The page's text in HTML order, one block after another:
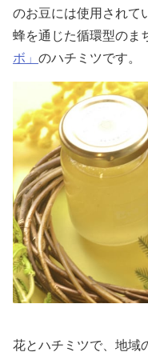
のお豆には使用されて
蜂を通じた循環型のま
ボ」 のハチミツです。
花とハチミツで、地域